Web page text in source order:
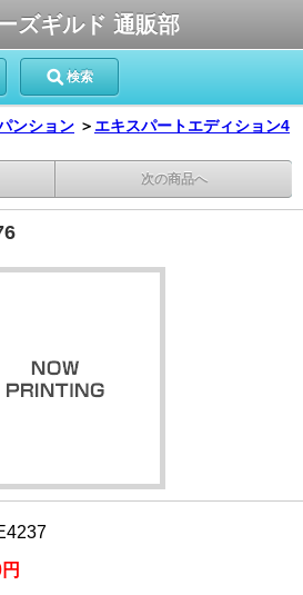
ズギルド 通販部
検索
ンション ＞ エキスパートエディション4
次の商品へ